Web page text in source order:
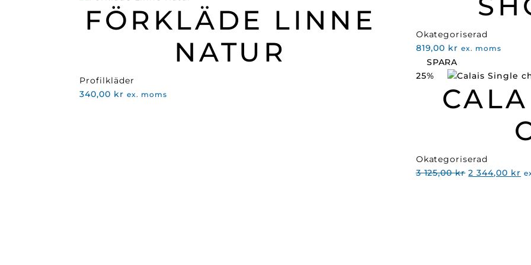
priset
var:
priset
FÖRKLÄDE LINNE
NATUR
Profilkläder
340,00 kr ex. moms
Okategoriserad
819,00 kr ex. moms
SPARA
25%
Okategoriserad
3 125,00kr Det
2 344,00 kr